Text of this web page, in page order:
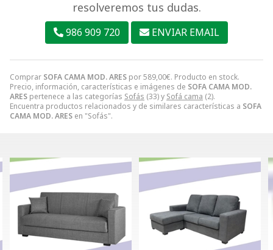
Comprar SOFA CAMA MOD. ARES por589,00€. Producto en stock.
Precio, información, características e imágenes de SOFA CAMA MOD.
ARES pertenece a las categorías Sofás (33) y Sofá cama (2).
Encuentra productos relacionados y de similares características a SOFA
CAMA MOD. ARES en "Sofás".
resolveremos tus dudas.
986 909 720 ENVIAR EMAIL